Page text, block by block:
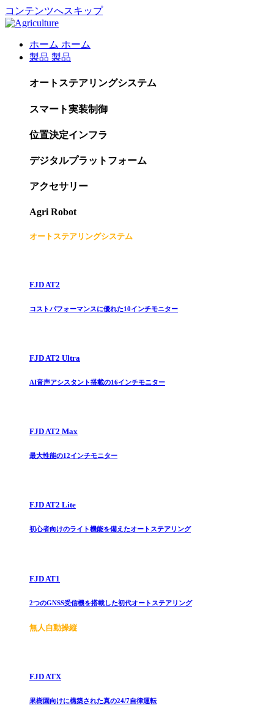
コンテンツへスキップ
ホーム ホーム
製品 製品
オートステアリングシステム
スマート実装制御
位置決定インフラ
デジタルプラットフォーム
アクセサリー
Agri Robot
オートステアリングシステム
FJD AT2
コストパフォーマンスに優れた10インチモニター
FJD AT2 Ultra
AI音声アシスタント搭載の16インチモニター
FJD AT2 Max
最大性能の12インチモニター
FJD AT2 Lite
初心者向けのライト機能を備えたオートステアリング
FJD AT1
2つのGNSS受信機を搭載した初代オートステアリング
無人自動操縦
FJD ATX
果樹園向けに構築された真の24/7自律運転